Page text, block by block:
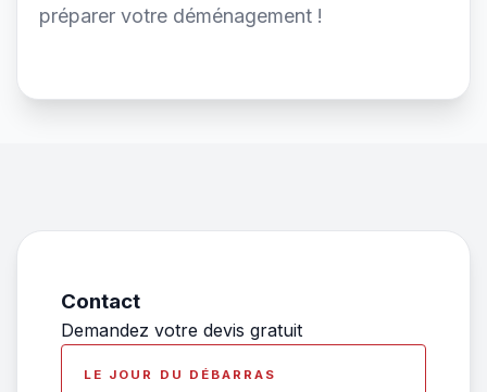
préparer votre déménagement !
Contact
Demandez votre devis gratuit
LE JOUR DU DÉBARRAS